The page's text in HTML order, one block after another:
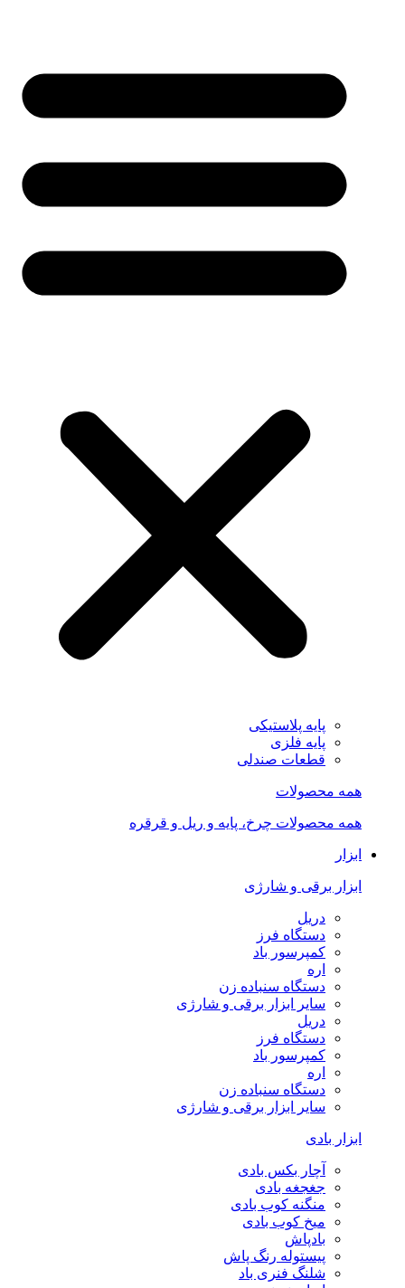
پایه پلاستیکی
پایه فلزی
قطعات صندلی
همه محصولات
همه محصولات چرخ، پایه و ریل و قرقره
ابزار
ابزار برقی و شارژی
دریل
دستگاه فرز
کمپرسور باد
اره
دستگاه سنباده زن
سایر ابزار برقی و شارژی
دریل
دستگاه فرز
کمپرسور باد
اره
دستگاه سنباده زن
سایر ابزار برقی و شارژی
ابزار بادی
آچار بکس بادی
جغجغه بادی
منگنه کوب بادی
میخ کوب بادی
بادپاش
پیستوله رنگ پاش
شلنگ فنری باد